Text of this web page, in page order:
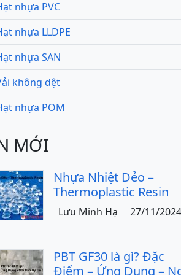
nhựa PVC
nhựa LLDPE
nhựa SAN
không dệt
nhựa POM
MỚI
Nhựa Nhiệt Dẻo –
Thermoplastic Resin
Lưu Minh Hạ 27/11/2024
PBT GF30 là gì? Đặc
Điểm – Ứng Dụng –